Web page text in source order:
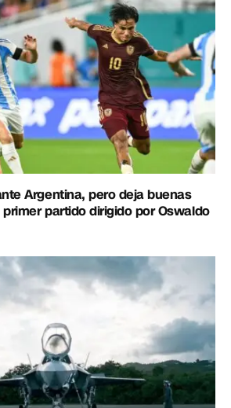
Argentina, pero deja buenas
partido dirigido por Oswaldo